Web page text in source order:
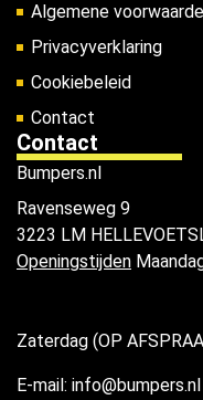
Algemene
Privacyverklaring
Cookiebeleid
Contact
Contact
Bumpers.nl
Ravenseweg 9
3223 LM
Openingstijden
Zaterdag (OP
E-mail: info@bumpers.nl